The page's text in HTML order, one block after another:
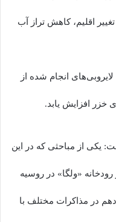
اقلیم، کاهش تراز آب
انجام شده از
خزر افزایش یابد.
یکی از مباحثی که در این
«ولگا» در روسیه
در مذاکرات مختلف با